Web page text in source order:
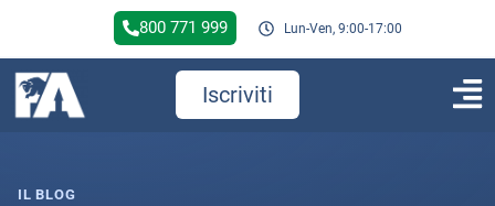
800 771 999 Lun-Ven, 9:00-17:00
Iscriviti
IL BLOG